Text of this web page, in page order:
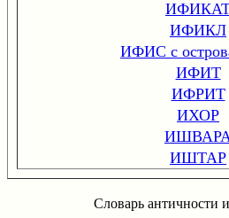
ИФИКЛ
ИФИС с
ИФИТ
ИФРИТ
ИХОР
ИШТАР
Словарь античности